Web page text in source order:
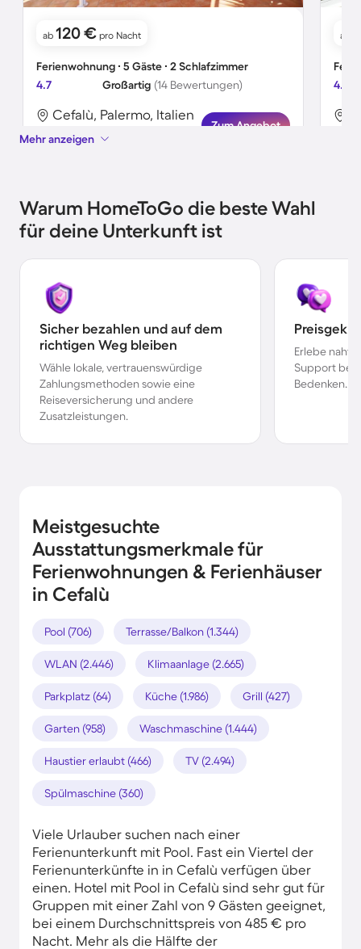
ab 120 € pro Nacht
Ferienwohnung ∙ 5 Gäste ∙ 2 Schlafzimmer
4.7
Großartig (14 Bewertungen)
Cefalù, Palermo, Italien
Zum Angebot
ab
4.7
Mehr anzeigen
Warum HomeToGo die beste Wahl
für deine Unterkunft ist
Sicher bezahlen und auf dem
richtigen Weg bleiben
Wähle lokale, vertrauenswürdige
Zahlungsmethoden sowie eine
Reiseversicherung und andere
Zusatzleistungen.
Erlebe
Support bei
Bedenken.
Meistgesuchte
Ausstattungsmerkmale für
Ferienwohnungen & Ferienhäuser
in Cefalù
Pool (706) Terrasse/Balkon (1.344)
WLAN (2.446) Klimaanlage (2.665)
Parkplatz (64) Küche (1.986) Grill (427)
Garten (958) Waschmaschine (1.444)
Haustier erlaubt (466) TV (2.494)
Spülmaschine (360)
Viele Urlauber suchen nach einer
Ferienunterkunft mit Pool. Fast ein Viertel der
Ferienunterkünfte in in Cefalù verfügen über
einen. Hotel mit Pool in Cefalù sind sehr gut für
Gruppen mit einer Zahl von 9 Gästen geeignet,
bei einem Durchschnittspreis von 485 € pro
Nacht. Mehr als die Hälfte der